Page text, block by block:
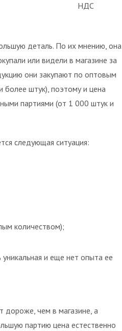
НДС
деталь. По их мнению, она
или видели в магазине за
они закупают по оптовым
более штук), поэтому и цена
партиями (от 1 000 штук и
следующая ситуация:
количеством);
и еще нет опыта ее
дороже, чем в магазине, а
партию цена естественно